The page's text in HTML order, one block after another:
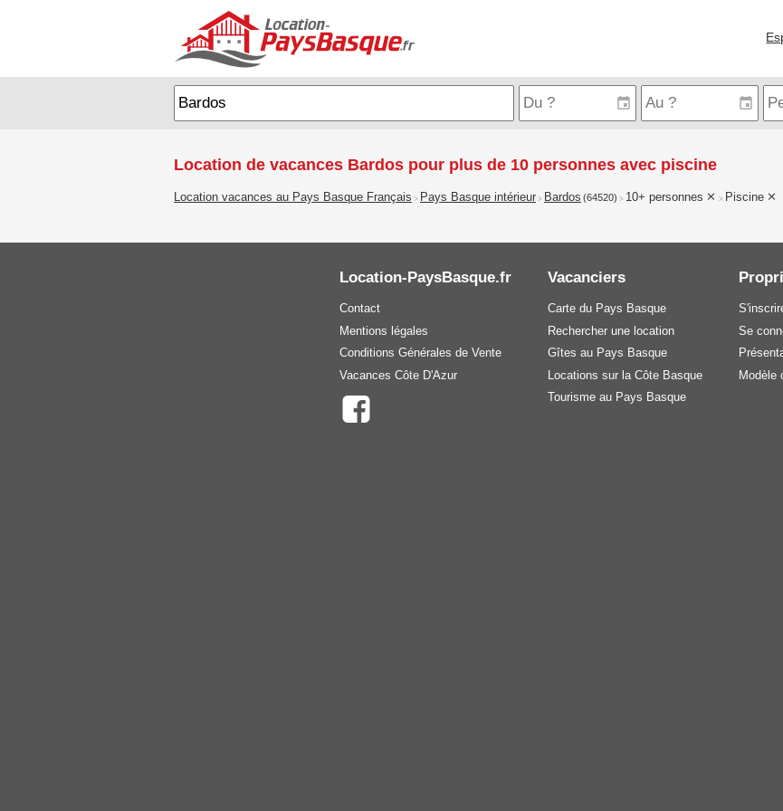
Location de vacances Bardos pour plus de 10 personnes avec piscine
Location vacances au Pays Basque Français > Pays Basque intérieur > Bardos (64520) > 10+ personnes > Piscine
Location-PaysBasque.fr
Contact
Mentions légales
Conditions Générales de Vente
Vacances Côte D'Azur
Vacanciers
Carte du Pays Basque
Rechercher une location
Gîtes au Pays Basque
Locations sur la Côte Basque
Tourisme au Pays Basque
Se
Modèle